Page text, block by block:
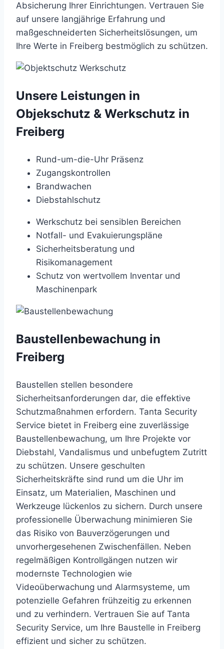
Absicherung Ihrer Einrichtungen. Vertrauen Sie
auf unsere langjährige Erfahrung und
maßgeschneiderten Sicherheitslösungen, um
Ihre Werte in Freiberg bestmöglich zu schützen.
Unsere Leistungen in
Objekschutz & Werkschutz in
Freiberg
Rund-um-die-Uhr Präsenz
Zugangskontrollen
Brandwachen
Diebstahlschutz
Werkschutz bei sensiblen Bereichen
Notfall- und Evakuierungspläne
Sicherheitsberatung und
Risikomanagement
Schutz von wertvollem Inventar und
Maschinenpark
Baustellenbewachung in
Freiberg
Baustellen stellen besondere
Sicherheitsanforderungen dar, die effektive
Schutzmaßnahmen erfordern. Tanta Security
Service bietet in Freiberg eine zuverlässige
Baustellenbewachung, um Ihre Projekte vor
Diebstahl, Vandalismus und unbefugtem Zutritt
zu schützen. Unsere geschulten
Sicherheitskräfte sind rund um die Uhr im
Einsatz, um Materialien, Maschinen und
Werkzeuge lückenlos zu sichern. Durch unsere
professionelle Überwachung minimieren Sie
das Risiko von Bauverzögerungen und
unvorhergesehenen Zwischenfällen. Neben
regelmäßigen Kontrollgängen nutzen wir
modernste Technologien wie
Videoüberwachung und Alarmsysteme, um
potenzielle Gefahren frühzeitig zu erkennen
und zu verhindern. Vertrauen Sie auf Tanta
Security Service, um Ihre Baustelle in Freiberg
effizient und sicher zu schützen.